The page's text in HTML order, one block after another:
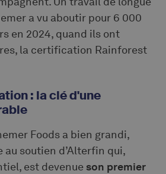
a vu aboutir pour 6 000
en 2024, quand ils ont
la certification Rainforest
: la clé d'une
Foods a bien grandi,
soutien d’Alterfin qui,
est devenueson premier